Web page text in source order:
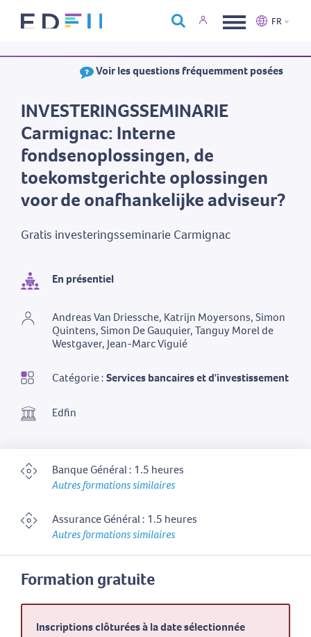
À propos d'Edfin
Calendrier
FR
Français
Voir les questions fréquemment posées
En présentiel
Andreas Van Driessche, Katrijn Moyersons, Simon
Quintens, Simon De Gauquier, Tanguy Morel de
Westgaver, Jean-Marc Viguié
Catégorie :Services bancaires et d'investissement
Edfin
INVESTERINGSSEMINARIE
Carmignac: Interne
fondsenoplossingen, de
toekomstgerichte oplossingen
voor de onafhankelijke adviseur?
Gratis investeringsseminarie Carmignac
Banque Général : 1.5 heures
Autres formations similaires
Assurance Général : 1.5 heures
Autres formations similaires
Formation gratuite
Inscriptions clôturées à la date sélectionnée